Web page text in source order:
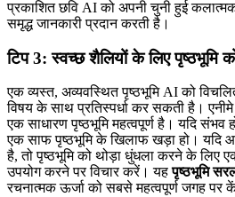
प्रकाशित छवि AI को अपनी चुनी हुई
समृद्ध जानकारी प्रदान करती है।
टिप 3: स्वच्छ शैलियों के लिए पृष्ठभूमि
एक व्यस्त, अव्यवस्थित पृष्ठभूमि AI को
विषय के साथ प्रतिस्पर्धा कर सकती है।
एक साधारण पृष्ठभूमि महत्वपूर्ण है। यदि संभव
एक साफ पृष्ठभूमि के खिलाफ खड़ा हो। यदि
है, तो पृष्ठभूमि को थोड़ा धुंधला करने के लिए
उपयोग करने पर विचार करें। यहपृष्ठभूमि
रचनात्मक ऊर्जा को सबसे महत्वपूर्ण जगह पर